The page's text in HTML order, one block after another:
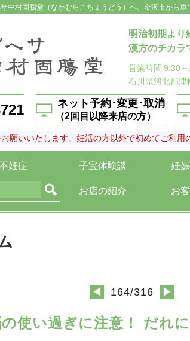
中村固腸堂（なかむらこちょうどう）へ。金沢市から車
明治初期より
漢方のチカラ
営業時間 9:30
石川県河北郡
ネット予約･変更･取消
（2回目以降来店の方）
願いいたします。妊活の方以外で初めてご利用
妊症 子宝体験談 妊
お店の紹介 お
◀ 164/316 ▶
使い過ぎに注意！ だれに